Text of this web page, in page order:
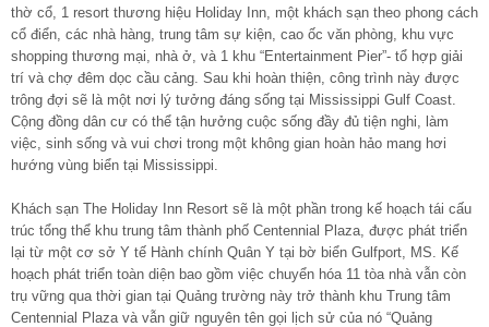
thờ cổ, 1 resort thương hiệu Holiday Inn, một khách sạn theo phong cách
cổ điển, các nhà hàng, trung tâm sự kiện, cao ốc văn phòng, khu vực
shopping thương mại, nhà ở, và 1 khu “Entertainment Pier”- tổ hợp giải
trí và chợ đêm dọc cầu cảng. Sau khi hoàn thiện, công trình này được
trông đợi sẽ là một nơi lý tưởng đáng sống tại Mississippi Gulf Coast.
Cộng đồng dân cư có thể tận hưởng cuộc sống đầy đủ tiện nghi, làm
việc, sinh sống và vui chơi trong một không gian hoàn hảo mang hơi
hướng vùng biển tại Mississippi.
Khách sạn The Holiday Inn Resort sẽ là một phần trong kế hoạch tái cấu
trúc tổng thể khu trung tâm thành phố Centennial Plaza, được phát triển
lại từ một cơ sở Y tế Hành chính Quân Y tại bờ biển Gulfport, MS. Kế
hoạch phát triển toàn diện bao gồm việc chuyển hóa 11 tòa nhà vẫn còn
trụ vững qua thời gian tại Quảng trường này trở thành khu Trung tâm
Centennial Plaza và vẫn giữ nguyên tên gọi lịch sử của nó “Quảng